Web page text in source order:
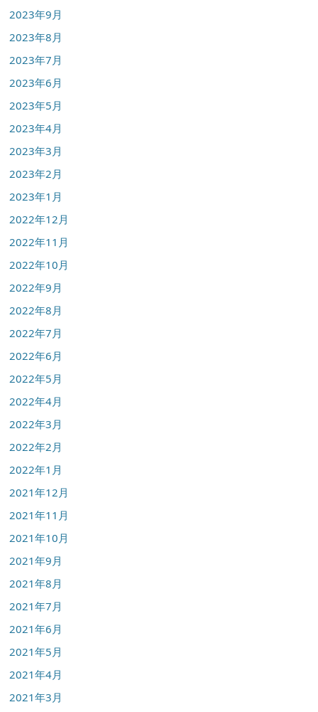
2023年9月
2023年8月
2023年7月
2023年6月
2023年5月
2023年4月
2023年3月
2023年2月
2023年1月
2022年12月
2022年11月
2022年10月
2022年9月
2022年8月
2022年7月
2022年6月
2022年5月
2022年4月
2022年3月
2022年2月
2022年1月
2021年12月
2021年11月
2021年10月
2021年9月
2021年8月
2021年7月
2021年6月
2021年5月
2021年4月
2021年3月